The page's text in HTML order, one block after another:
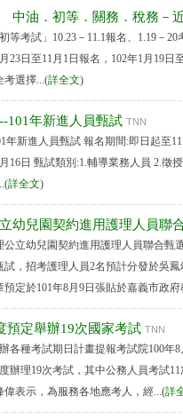
中油．初等．關務．稅務－
初等考試」10.23－11.1報名、1.19
23日至11月1日報名，102年1月19日
考選擇...(詳全文)
101年新進人員甄試 TNN
年新進人員甄試 報名期間:即日起至
16日 甄試類別:1.輔導業務人員 2.徵
詳全文)
幼兒園契約進用護理人員聯
公立幼兒園契約進用護理人員聯合甄
試，招考護理人員2名預計分發於吳
定於101年8月9日張貼於嘉義市政府
預定舉辦19次國家考試 TNN
各種考試期日計畫提報考試院100年
辦理19次考試，其中公務人員考試
偉表示，為服務各地應考人，經...(詳